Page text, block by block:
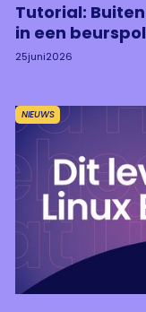
Tutorial:
in een
25juni2026
NIEUWS